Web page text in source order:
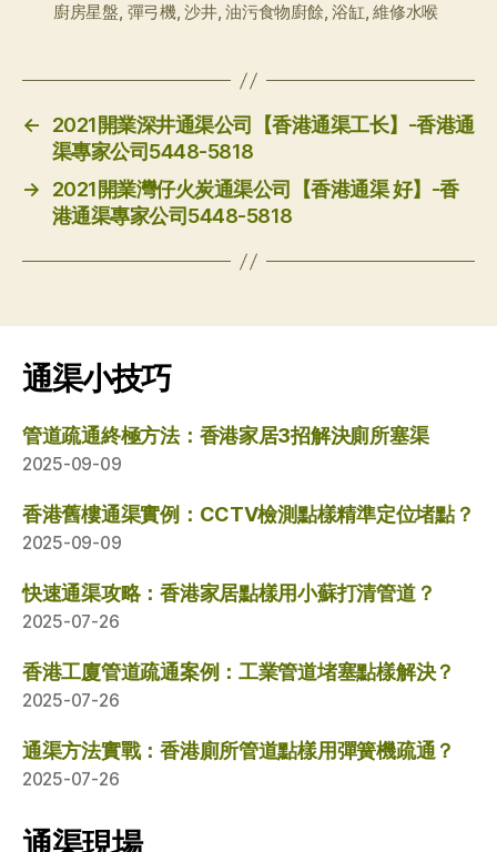
廚房星盤, 彈弓機,沙井,油污食物廚餘,浴缸,維修水喉
←
2021開業深井通渠公司【香港通渠工长】-香港通
渠專家公司5448-5818
→
2021開業灣仔火炭通渠公司【香港通渠 好】-香
港通渠專家公司5448-5818
通渠小技巧
管道疏通終極方法：香港家居3招解決廁所塞渠
2025-09-09
香港舊樓通渠實例：CCTV檢測點樣精準定位堵點？
2025-09-09
快速通渠攻略：香港家居點樣用小蘇打清管道？
2025-07-26
香港工廈管道疏通案例：工業管道堵塞點樣解決？
2025-07-26
通渠方法實戰：香港廁所管道點樣用彈簧機疏通？
2025-07-26
通渠現場